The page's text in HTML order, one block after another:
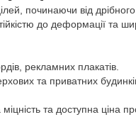
починаючи від
до деформації
рекламних плакатів.
та приватних
та доступна ціна